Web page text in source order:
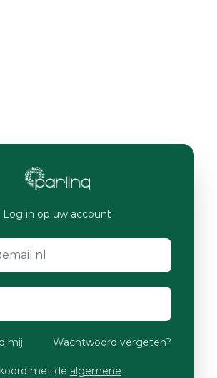
Log in op uw account
mij Wachtwoord vergeten?
met de algemene